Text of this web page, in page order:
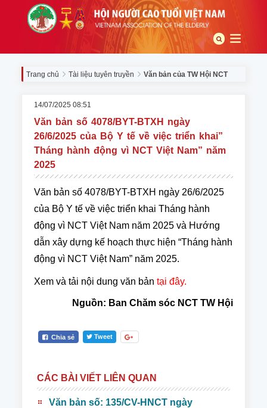
Trang chủ Tài liệu tuyên truyền Văn bản của TW Hội NCT
14/07/2025 08:51
Văn bản số 4078/BYT-BTXH ngày
26/6/2025 của Bộ Y tế về việc triển khai”
Tháng hành động vì NCT Việt Nam” năm
2025
Văn bản số 4078/BYT-BTXH ngày 26/6/2025
của Bộ Y tế về việc triển khai Tháng hành
động vì NCT Việt Nam năm 2025 và Hướng
dẫn xây dựng kế hoạch thực hiện “Tháng hành
động vì NCT Việt Nam” năm 2025.
Xem và tải nội dung văn bản tại đây.
Nguồn: Ban Chăm sóc NCT TW Hội
Chia sẻ Tweet
CÁC BÀI VIẾT LIÊN QUAN
Văn bản số: 135/CV-HNCT ngày